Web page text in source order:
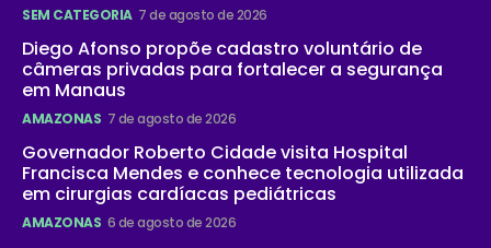
SEM CATEGORIA 7 de agosto de 2026
Diego Afonso propõe cadastro voluntário de
câmeras privadas para fortalecer a segurança
em Manaus
AMAZONAS 7 de agosto de 2026
Governador Roberto Cidade visita Hospital
Francisca Mendes e conhece tecnologia utilizada
em cirurgias cardíacas pediátricas
AMAZONAS 6 de agosto de 2026